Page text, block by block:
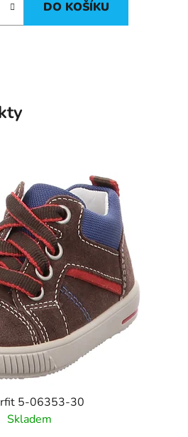
DO KOŠÍKU
5-06353-30
Skladem